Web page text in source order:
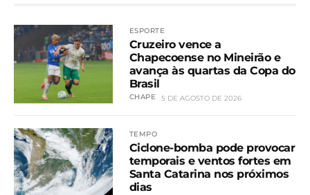
ESPORTE
Cruzeiro vence a
Chapecoense no Mineirão e
avança às quartas da Copa do
Brasil
CHAPE 5 DE AGOSTO DE 2026
TEMPO
Ciclone-bomba pode provocar
temporais e ventos fortes em
Santa Catarina nos próximos
dias